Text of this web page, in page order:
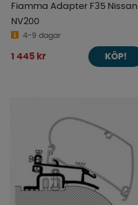
Fiamma Adapter F35 Nissan
NV200
4-9 dagar
1 445 kr KÖP!